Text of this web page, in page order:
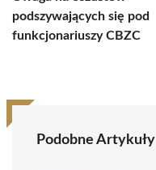
podszywających się pod
funkcjonariuszy CBZC
Podobne Artykuły